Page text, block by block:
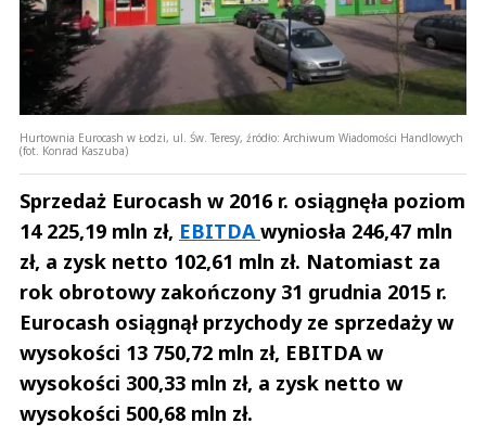
Hurtownia Eurocash w Łodzi, ul. Św. Teresy, źródło: Archiwum Wiadomości Handlowych
(fot. Konrad Kaszuba)
Sprzedaż Eurocash w 2016 r. osiągnęła poziom
14 225,19 mln zł, EBITDAwyniosła 246,47 mln
zł, a zysk netto 102,61 mln zł. Natomiast za
rok obrotowy zakończony 31 grudnia 2015 r.
Eurocash osiągnął przychody ze sprzedaży w
wysokości 13 750,72 mln zł, EBITDA w
wysokości 300,33 mln zł, a zysk netto w
wysokości 500,68 mln zł.